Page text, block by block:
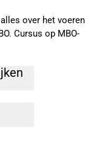
over het voeren
Cursus op MBO-